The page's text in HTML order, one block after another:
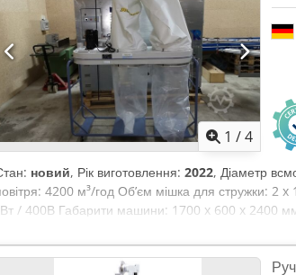
1 /4
новий, Рік виготовлення: 2022, Діаметр
4200 м³/год Об’єм мішка для стружки: 2
/ 400В Габарити машини: 1700 x 600 x 2400